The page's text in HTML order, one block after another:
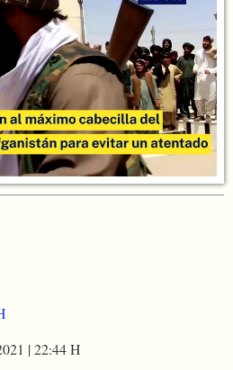
| 22:44 H